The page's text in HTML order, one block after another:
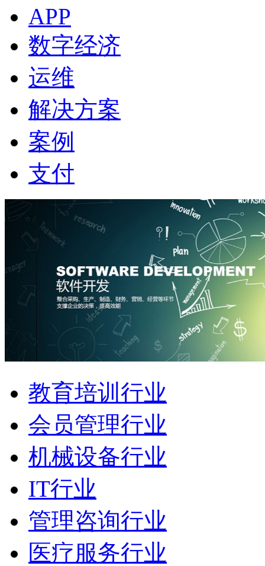
APP
数字经济
运维
解决方案
案例
支付
教育培训行业
会员管理行业
机械设备行业
IT行业
管理咨询行业
医疗服务行业